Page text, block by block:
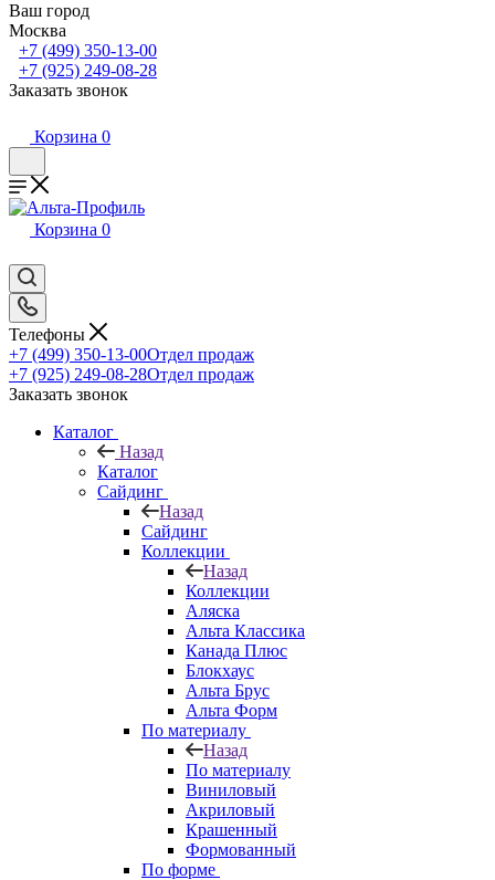
Ваш город
Москва
+7 (499) 350-13-00
+7 (925) 249-08-28
Заказать звонок
Корзина 0
Корзина 0
Телефоны
+7 (499) 350-13-00Отдел продаж
+7 (925) 249-08-28Отдел продаж
Заказать звонок
Каталог
Назад
Каталог
Сайдинг
Назад
Сайдинг
Коллекции
Назад
Коллекции
Аляска
Альта Классика
Канада Плюс
Блокхаус
Альта Брус
Альта Форм
По материалу
Назад
По материалу
Виниловый
Акриловый
Крашенный
Формованный
По форме